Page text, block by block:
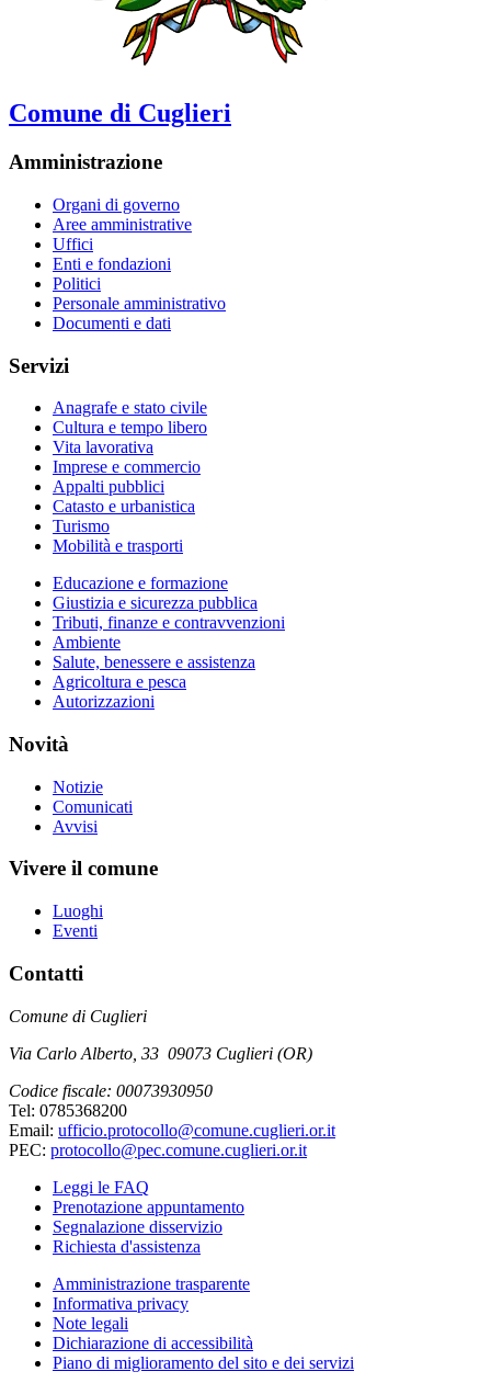
Comune di Cuglieri
Amministrazione
Organi di governo
Aree amministrative
Uffici
Enti e fondazioni
Politici
Personale amministrativo
Documenti e dati
Servizi
Anagrafe e stato civile
Cultura e tempo libero
Vita lavorativa
Imprese e commercio
Appalti pubblici
Catasto e urbanistica
Turismo
Mobilità e trasporti
Educazione e formazione
Giustizia e sicurezza pubblica
Tributi, finanze e contravvenzioni
Ambiente
Salute, benessere e assistenza
Agricoltura e pesca
Autorizzazioni
Novità
Notizie
Comunicati
Avvisi
Vivere il comune
Luoghi
Eventi
Contatti
Comune di Cuglieri
Via Carlo Alberto, 33 09073 Cuglieri (OR)
Codice fiscale: 00073930950
Tel: 0785368200
Email: ufficio.protocollo@comune.cuglieri.or.it
PEC: protocollo@pec.comune.cuglieri.or.it
Leggi le FAQ
Prenotazione appuntamento
Segnalazione disservizio
Richiesta d'assistenza
Amministrazione trasparente
Informativa privacy
Note legali
Dichiarazione di accessibilità
Piano di miglioramento del sito e dei servizi